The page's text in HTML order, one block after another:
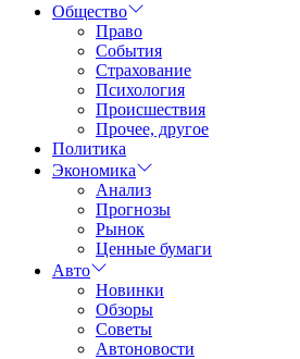
Общество
Право
События
Страхование
Психология
Происшествия
Прочее, другое
Политика
Экономика
Анализ
Прогнозы
Рынок
Ценные бумаги
Авто
Новинки
Обзоры
Советы
Автоновости